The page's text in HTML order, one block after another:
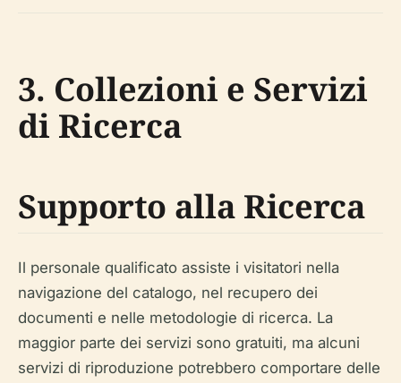
3. Collezioni e Servizi
di Ricerca
Supporto alla Ricerca
Il personale qualificato assiste i visitatori nella
navigazione del catalogo, nel recupero dei
documenti e nelle metodologie di ricerca. La
maggior parte dei servizi sono gratuiti, ma alcuni
servizi di riproduzione potrebbero comportare delle